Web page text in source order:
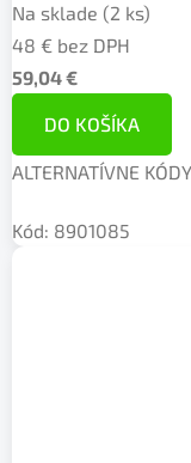
Na sklade (2 ks)
48 € bez DPH
59,04 €
DO KOŠÍKA
ALTERNATÍVNE
Kód: 8901085